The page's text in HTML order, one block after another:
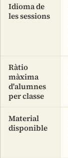
Idioma de
les sessions
Ràtio
màxima
d'alumnes
per classe
Material
disponible